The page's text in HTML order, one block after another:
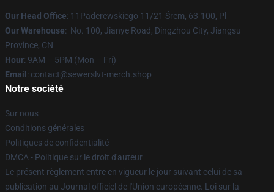
Our Head Office: 11Paderewskiego 11/21 Śrem, 63-100, Pl
Our Warehouse: No. 100, Jianye Road, Dingzhou City, Jiangsu
Province, CN
Hour: 9AM – 5PM (Mon – Fri)
Email : contact@sewerslvt-merch.shop
Notre société
Sur nous
Conditions générales
Politiques de confidentialité
DMCA - Politique sur le droit d'auteur
Le présent règlement entre en vigueur le jour suivant celui de sa
publication au Journal officiel de l'Union européenne. Loi sur la